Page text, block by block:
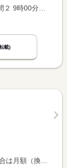
就業時間１ 15時00分〜22時00分 就業時間２ 9時00分〜22時00分 就業時間に関する特記事項 開塾時間：平日は（１）、土・日は（２） <BR> <BR> ＊９：００〜２２：００の間の実働２〜８時間程度（応相談）
載)
間額を表示しています。